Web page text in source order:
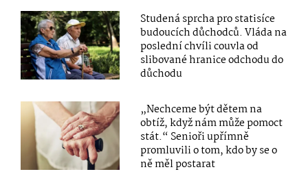
Studená sprcha pro statisíce
budoucích důchodců. Vláda na
poslední chvíli couvla od
slibované hranice odchodu do
důchodu
„Nechceme být dětem na
obtíž, když nám může pomoct
stát.“ Senioři upřímně
promluvili o tom, kdo by se o
ně měl postarat